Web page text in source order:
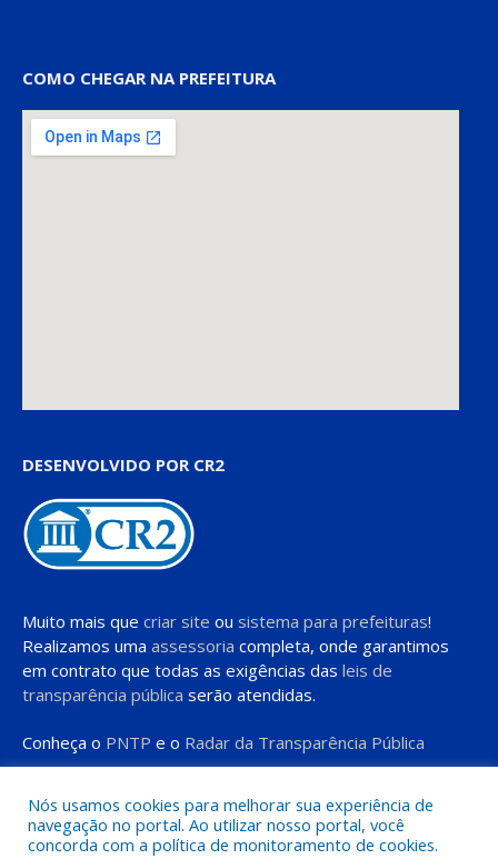
COMO CHEGAR NA PREFEITURA
DESENVOLVIDO POR CR2
Muito mais que criar site ou sistema para prefeituras!
Realizamos uma assessoria completa, onde garantimos
em contrato que todas as exigências das leis de
transparência pública serão atendidas.
Conheça o PNTP e o Radar da Transparência Pública
Todos os direitos reservados a Prefeitura de Moju
Nós usamos cookies para melhorar sua experiência de
navegação no portal. Ao utilizar nosso portal, você
concorda com a política de monitoramento de cookies.